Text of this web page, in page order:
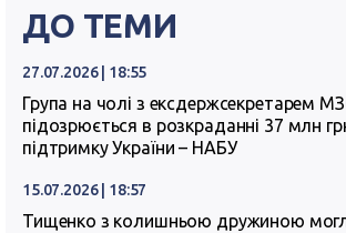
ДО ТЕМИ
27.07.2026 | 18:55
Група на чолі з ексдержсекретарем
підозрюється в розкраданні 37 млн
підтримку України – НАБУ
15.07.2026 | 18:57
Тищенко з колишньою дружиною